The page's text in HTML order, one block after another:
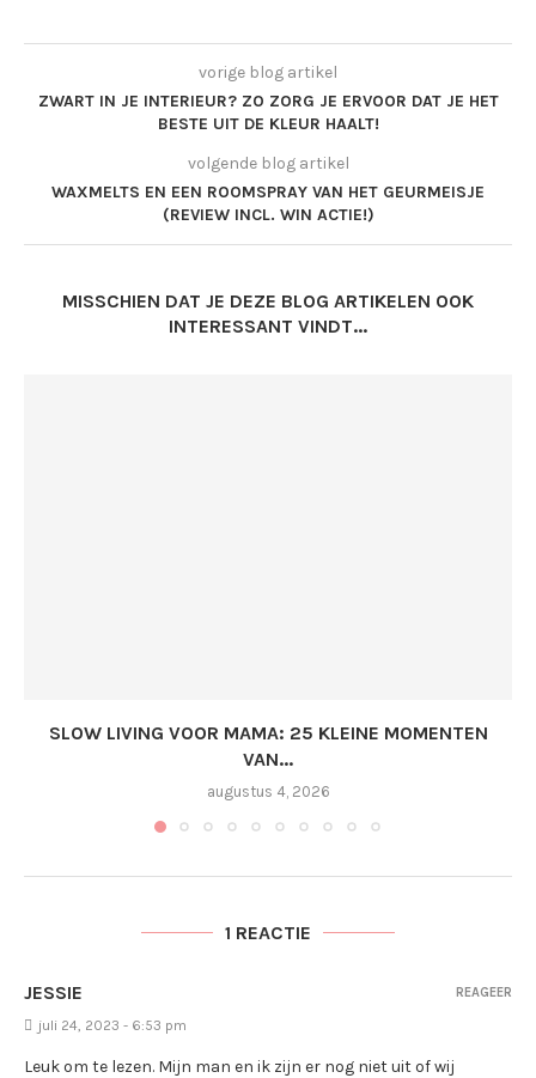
vorige blog artikel
ZWART IN JE INTERIEUR? ZO ZORG JE ERVOOR DAT JE HET
BESTE UIT DE KLEUR HAALT!
volgende blog artikel
WAXMELTS EN EEN ROOMSPRAY VAN HET GEURMEISJE
(REVIEW INCL. WIN ACTIE!)
MISSCHIEN DAT JE DEZE BLOG ARTIKELEN OOK
INTERESSANT VINDT...
SLOW LIVING VOOR MAMA: 25 KLEINE MOMENTEN
VAN...
augustus 4, 2026
1 REACTIE
JESSIE
juli 24, 2023 - 6:53 pm
Leuk om te lezen. Mijn man en ik zijn er nog niet uit of wij
REAGEER